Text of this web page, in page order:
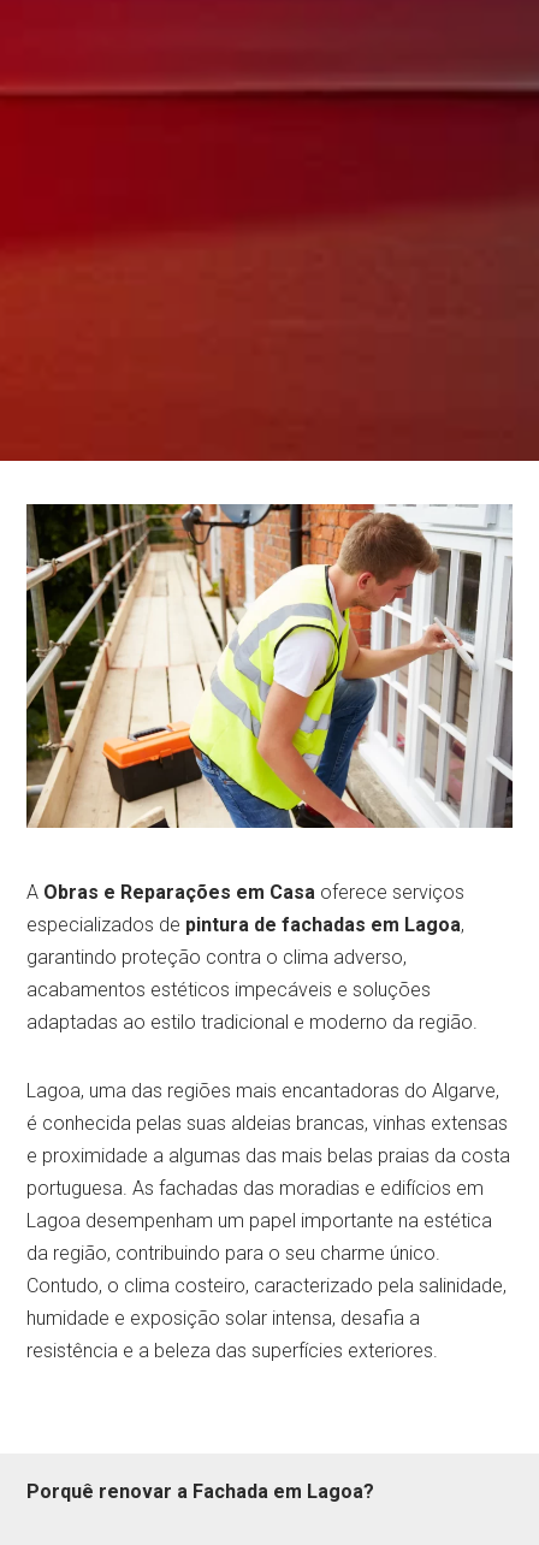
A Obras e Reparações em Casa oferece serviços
especializados de pintura de fachadas em Lagoa,
garantindo proteção contra o clima adverso,
acabamentos estéticos impecáveis e soluções
adaptadas ao estilo tradicional e moderno da região.
Lagoa, uma das regiões mais encantadoras do Algarve,
é conhecida pelas suas aldeias brancas, vinhas extensas
e proximidade a algumas das mais belas praias da costa
portuguesa. As fachadas das moradias e edifícios em
Lagoa desempenham um papel importante na estética
da região, contribuindo para o seu charme único.
Contudo, o clima costeiro, caracterizado pela salinidade,
humidade e exposição solar intensa, desafia a
resistência e a beleza das superfícies exteriores.
Porquê renovar a Fachada em Lagoa?